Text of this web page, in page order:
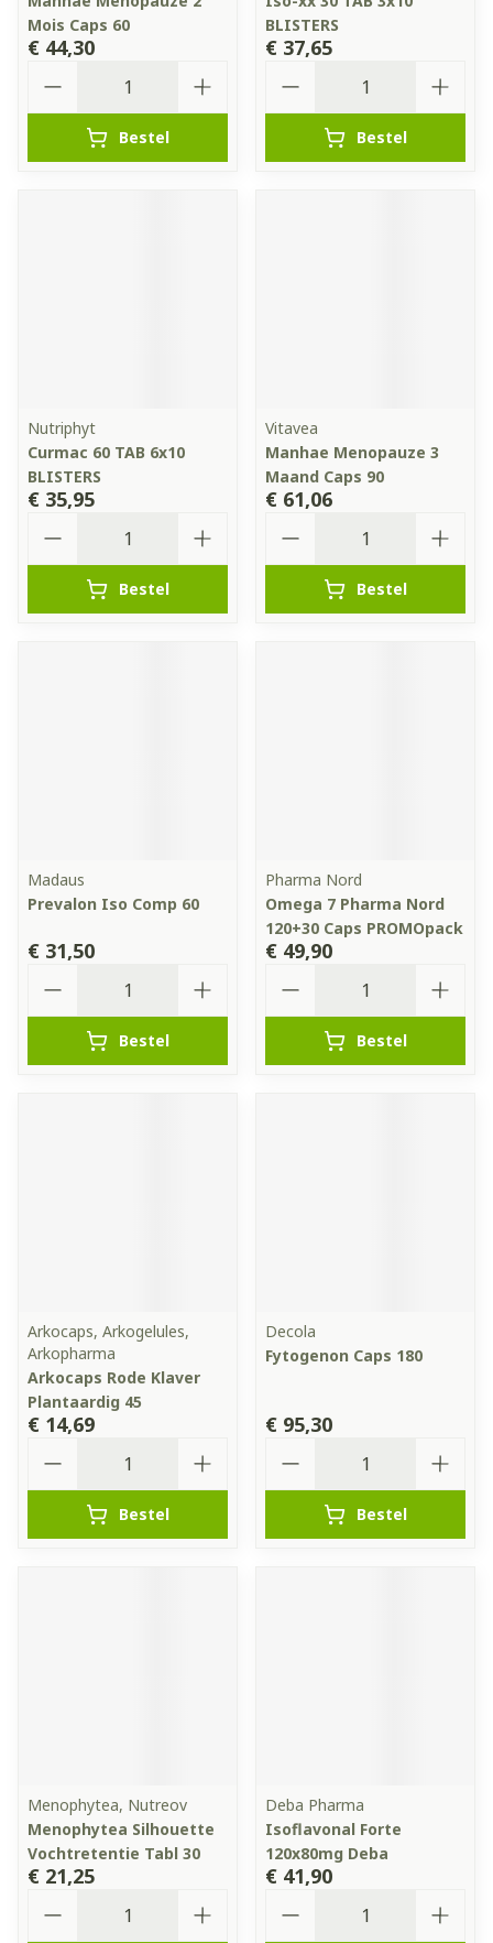
Mois Caps 60
€ 44,30
Bestel
BLISTERS
€ 37,65
Bestel
Nutriphyt
Curmac 60 TAB 6x10
BLISTERS
€ 35,95
Bestel
Vitavea
Manhae Menopauze 3
Maand Caps 90
€ 61,06
Bestel
Madaus
Prevalon Iso Comp 60
€ 31,50
Bestel
Pharma Nord
Omega 7 Pharma Nord
120+30 Caps PROMOpack
€ 49,90
Bestel
Arkocaps, Arkogelules,
Arkopharma
Arkocaps Rode Klaver
Plantaardig 45
€ 14,69
Bestel
Decola
Fytogenon Caps 180
€ 95,30
Bestel
Menophytea, Nutreov
Menophytea Silhouette
Vochtretentie Tabl 30
€ 21,25
Deba Pharma
Isoflavonal Forte
120x80mg Deba
€ 41,90